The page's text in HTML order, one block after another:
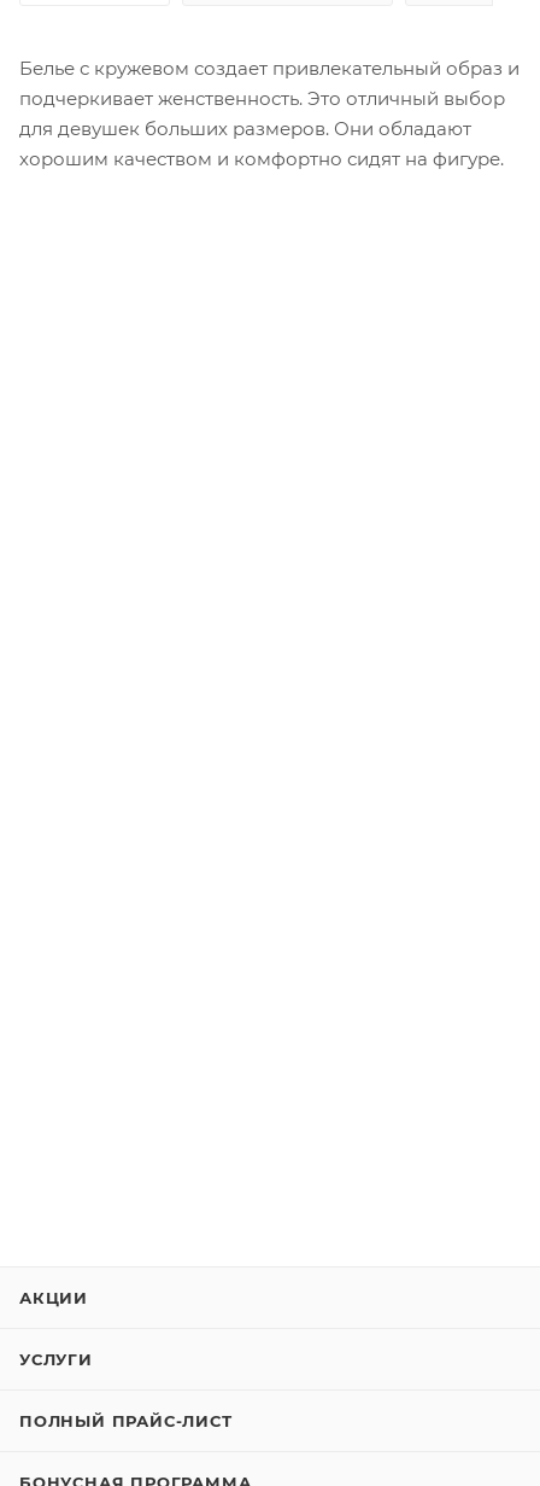
Белье с кружевом создает привлекательный образ и
подчеркивает женственность. Это отличный выбор
для девушек больших размеров. Они обладают
хорошим качеством и комфортно сидят на фигуре.
АКЦИИ
УСЛУГИ
ПОЛНЫЙ ПРАЙС-ЛИСТ